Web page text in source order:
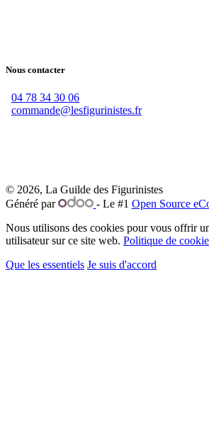
Nous contacter
04 78 34 30 06
commande@lesfigurinistes.fr
© 2026, La Guilde des Figurinistes
Généré par
- Le #1 Open Source
Nous utilisons des cookies pour vous offrir
utilisateur sur ce site web. Politique de
Que les essentiels Je suis d'accord